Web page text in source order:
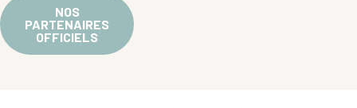
NOS
PARTENAIRES
OFFICIELS